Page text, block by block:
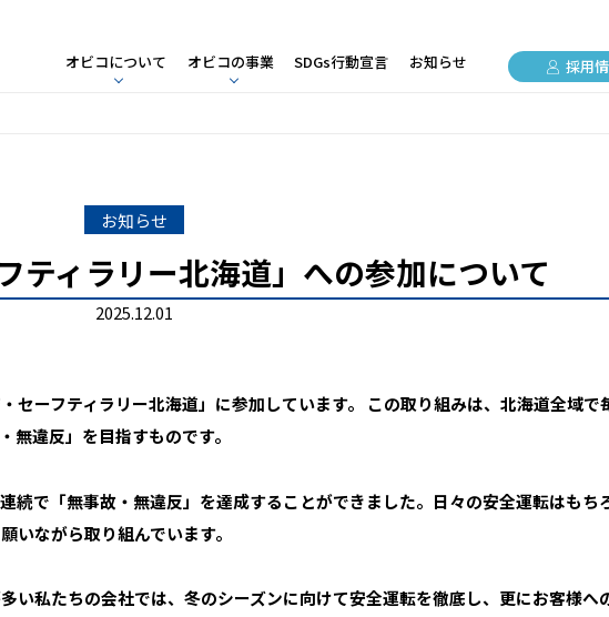
オビコについて オビコの事業 SDGs行動宣言 お知らせ 採用
ティラリー北海道」への参加について
お知らせ
2025.12.01
セーフティラリー北海道」に参加しています。 この取り組みは、北海道全域で
無違反」を目指すものです。
続で「無事故・無違反」を達成することができました。日々の安全運転はもち
いながら取り組んでいます。
い私たちの会社では、冬のシーズンに向けて安全運転を徹底し、更にお客様へ